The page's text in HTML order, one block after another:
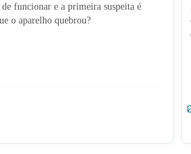
funcionar e a primeira suspeita é
o aparelho quebrou?